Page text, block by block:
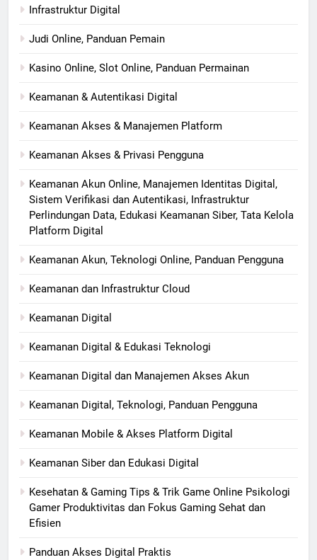
Infrastruktur Digital
Judi Online, Panduan Pemain
Kasino Online, Slot Online, Panduan Permainan
Keamanan & Autentikasi Digital
Keamanan Akses & Manajemen Platform
Keamanan Akses & Privasi Pengguna
Keamanan Akun Online, Manajemen Identitas Digital,
Sistem Verifikasi dan Autentikasi, Infrastruktur
Perlindungan Data, Edukasi Keamanan Siber, Tata Kelola
Platform Digital
Keamanan Akun, Teknologi Online, Panduan Pengguna
Keamanan dan Infrastruktur Cloud
Keamanan Digital
Keamanan Digital & Edukasi Teknologi
Keamanan Digital dan Manajemen Akses Akun
Keamanan Digital, Teknologi, Panduan Pengguna
Keamanan Mobile & Akses Platform Digital
Keamanan Siber dan Edukasi Digital
Kesehatan & Gaming Tips & Trik Game Online Psikologi
Gamer Produktivitas dan Fokus Gaming Sehat dan
Efisien
Panduan Akses Digital Praktis